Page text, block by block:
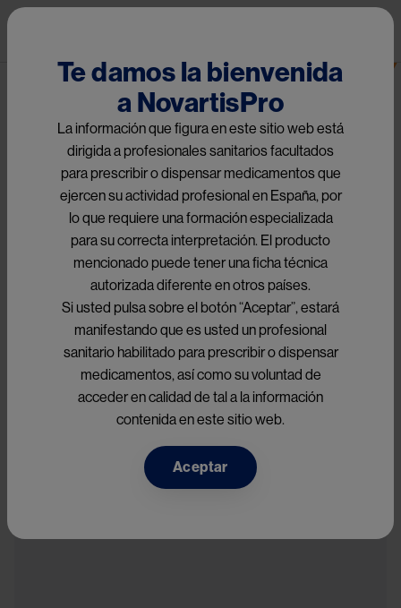
Pasar al contenido principal
Neurología
Esclerosis Múltiple
La EM es una enfermedad inflamatoria desmielinizante,
crónica y autoinmune del SNC que se caracteriza por
inflamación, desmielinización y cambios degenerativos.
Los síntomas de la EM varían, dependiendo en parte de
Los síntomas más comunes son alteraciones sensoriales en
las extremidades, disfunción del nervio óptico, disfunción del
tracto piramidal, disfunción vesical o intestinal, disfunción
sexual, ataxia y diplopía.2
Te damos la bienvenida
a NovartisPro
La información que figura en este sitio web está
dirigida a profesionales sanitarios facultados
para prescribir o dispensar medicamentos que
ejercen su actividad profesional en España, por
lo que requiere una formación especializada
para su correcta interpretación. El producto
mencionado puede tener una ficha técnica
autorizada diferente en otros países.
Si usted pulsa sobre el botón “Aceptar”, estará
manifestando que es usted un profesional
sanitario habilitado para prescribir o dispensar
medicamentos, así como su voluntad de
acceder en calidad de tal a la información
contenida en este sitio web.
Aceptar